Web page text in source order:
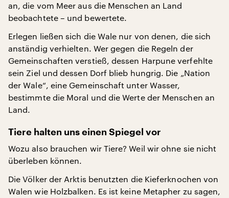
an, die vom Meer aus die Menschen an Land
beobachtete – und bewertete.
Erlegen ließen sich die Wale nur von denen, die sich
anständig verhielten. Wer gegen die Regeln der
Gemeinschaften verstieß, dessen Harpune verfehlte
sein Ziel und dessen Dorf blieb hungrig. Die „Nation
der Wale“, eine Gemeinschaft unter Wasser,
bestimmte die Moral und die Werte der Menschen an
Land.
Tiere halten uns einen Spiegel vor
Wozu also brauchen wir Tiere? Weil wir ohne sie nicht
überleben können.
Die Völker der Arktis benutzten die Kieferknochen von
Walen wie Holzbalken. Es ist keine Metapher zu sagen,